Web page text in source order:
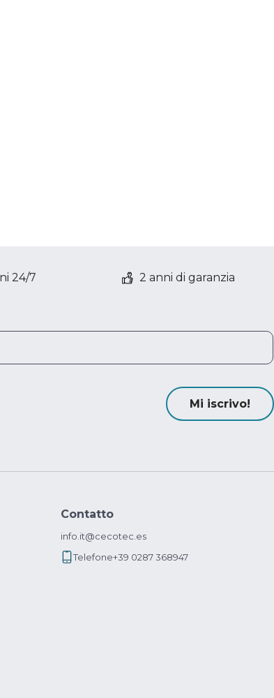
24/7 2 anni di garanzia
Mi iscrivo!
Contatto
info.it@cecotec.es
Telefone+39 0287 368947